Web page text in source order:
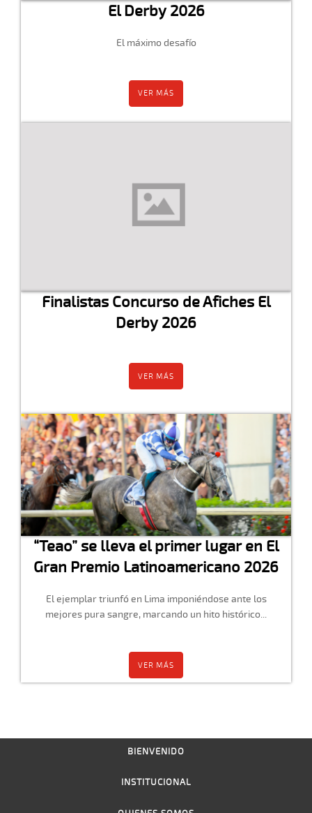
El Derby 2026
El máximo desafío
VER MÁS
Finalistas Concurso de Afiches El
Derby 2026
VER MÁS
“Teao” se lleva el primer lugar en El
Gran Premio Latinoamericano 2026
El ejemplar triunfó en Lima imponiéndose ante los
mejores pura sangre, marcando un hito histórico...
VER MÁS
BIENVENIDO
INSTITUCIONAL